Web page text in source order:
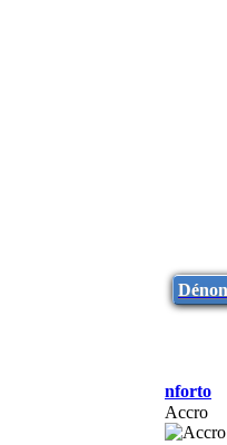
nforto
Accro